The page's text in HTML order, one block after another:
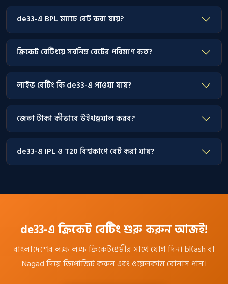
de33-এ BPL ম্যাচে বেট করা যায়?
ক্রিকেট বেটিংয়ে সর্বনিম্ন বেটের পরিমাণ কত?
লাইভ বেটিং কি de33-এ পাওয়া যায়?
জেতা টাকা কীভাবে উইথড্রয়াল করব?
de33-এ IPL ও T20 বিশ্বকাপে বেট করা যায়?
de33-এ ক্রিকেট বেটিং শুরু করুন আজই!
বাংলাদেশের লক্ষ লক্ষ ক্রিকেটপ্রেমীর সাথে যোগ দিন। bKash বা
Nagad দিয়ে ডিপোজিট করুন এবং ওয়েলকাম বোনাস পান।